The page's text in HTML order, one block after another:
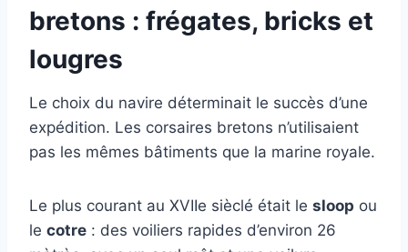
bretons : frégates, bricks et
lougres
Le choix du navire déterminait le succès d’une
expédition. Les corsaires bretons n’utilisaient
pas les mêmes bâtiments que la marine royale.
Le plus courant au XVIIe sièclé était le sloop ou
le cotre : des voiliers rapides d’environ 26